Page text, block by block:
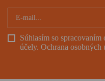
Súhlasím so
účely. Ochrana osobných